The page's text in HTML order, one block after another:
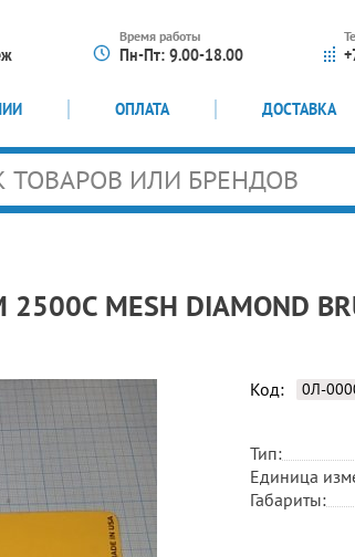
Время работы
Пн-Пт: 9.00-18.00
ОПЛАТА ДОСТАВКА
MESH DIAMOND
Код: 0Л-
Тип:
Единица
Габариты: